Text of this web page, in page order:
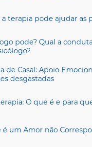
terapia pode ajudar as
pode? Qual a
de Casal: Apoio
desgastadas
O que é e para
é um Amor não